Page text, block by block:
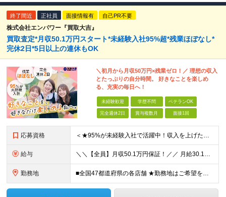
終了間近 正社員 面接情報有 自己PR不要
株式会社エンパワー『買取大吉』
買取査定*月収50.1万円スタート*未経験入社95%超*残業ほぼなし*
完休2日*5日以上の連休もOK
＼初月から月収50万円×残業ゼロ！／ 理想の収入
とたっぷりの自分時間。 好きなことを楽しめ
る、充実の毎日へ！
未経験歓迎 学歴不問 ベテランOK
完全週休2日 賞与複数月 面接1回
応募資格 ＜★95%が未経験入社で活躍中！収入を上げたい・新しいスキルを身につけたい方、大歓迎！★＞ ◆学歴不問・第二新卒歓迎 ◆社会人経験1年以上 ★100％人柄、意欲重視の採用です 「新しい環境でスタート
給与 ＼＼【全員】月収50.1万円保証！／／ 月給30.1万円＋インセン＋特別手当20万円(半年間)＋賞与 ※経験者は優遇いたします（研修も免除の場合有） ※固定残業代:7万4000円以上/月45時間分
勤務地 ■全国47都道府県の各店舗 ★勤務地はご希望を考慮の上、決定します ★今後も店舗を全国に拡大していきます ★U・Iターン歓迎（社宅あり） ★マイカー通勤OK（地域により規定あり。詳細はお問合せくださ